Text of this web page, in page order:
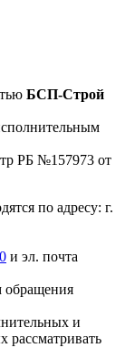
БСП-Строй
РБ №157973 от
по адресу: г.
и эл. почта
обращения
и
рассматривать